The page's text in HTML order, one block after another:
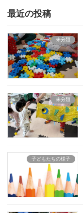
最近の投稿
未分類
未分類
子どもたちの様子